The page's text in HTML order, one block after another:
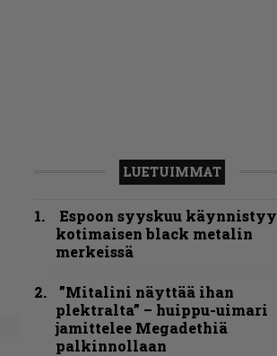
LUETUIMMAT
Espoon syyskuu käynnistyy
kotimaisen black metalin
merkeissä
”Mitalini näyttää ihan
plektralta” – huippu-uimari
jamittelee Megadethiä
palkinnollaan